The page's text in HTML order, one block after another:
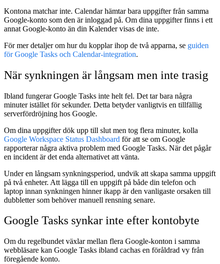
Kontona matchar inte. Calendar hämtar bara uppgifter från samma
Google-konto som den är inloggad på. Om dina uppgifter finns i ett
annat Google-konto än din Kalender visas de inte.
För mer detaljer om hur du kopplar ihop de två apparna, se guiden
för Google Tasks och Calendar-integration.
När synkningen är långsam men inte trasig
Ibland fungerar Google Tasks inte helt fel. Det tar bara några
minuter istället för sekunder. Detta betyder vanligtvis en tillfällig
serverfördröjning hos Google.
Om dina uppgifter dök upp till slut men tog flera minuter, kolla
Google Workspace Status Dashboard för att se om Google
rapporterar några aktiva problem med Google Tasks. När det pågår
en incident är det enda alternativet att vänta.
Under en långsam synkningsperiod, undvik att skapa samma uppgift
på två enheter. Att lägga till en uppgift på både din telefon och
laptop innan synkningen hinner ikapp är den vanligaste orsaken till
dubbletter som behöver manuell rensning senare.
Google Tasks synkar inte efter kontobyte
Om du regelbundet växlar mellan flera Google-konton i samma
webbläsare kan Google Tasks ibland cachas en föråldrad vy från
föregående konto.